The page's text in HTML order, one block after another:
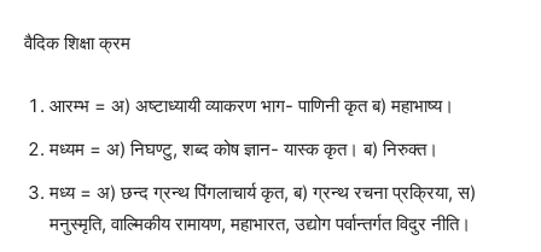
वैदिक शिक्षा क्रम
आरम्भ = अ) अष्टाध्यायी व्याकरण भाग- पाणिनी कृत ब) महाभाष्य।
मध्यम = अ) निघण्टु, शब्द कोष ज्ञान- यास्क कृत। ब) निरुक्त।
मध्य = अ) छन्द ग्रन्थ पिंगलाचार्य कृत, ब) ग्रन्थ रचना प्रक्रिया, स)
मनुस्मृति, वाल्मिकीय रामायण, महाभारत, उद्योग पर्वान्तर्गत विदुर नीति।